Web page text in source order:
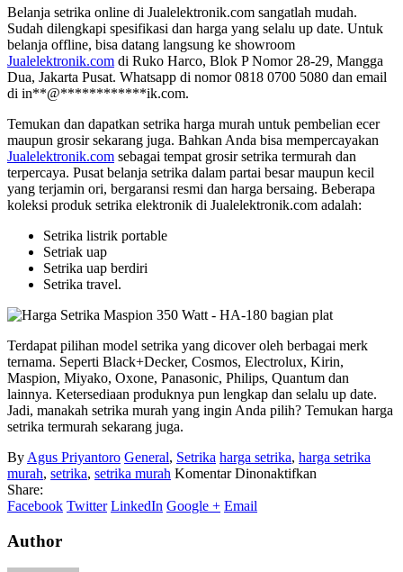
Belanja setrika online di Jualelektronik.com sangatlah mudah.
Sudah dilengkapi spesifikasi dan harga yang selalu up date. Untuk
belanja offline, bisa datang langsung ke showroom
Jualelektronik.com di Ruko Harco, Blok P Nomor 28-29, Mangga
Dua, Jakarta Pusat. Whatsapp di nomor 0818 0700 5080 dan email
di in**@************ik.com.
Temukan dan dapatkan setrika harga murah untuk pembelian ecer
maupun grosir sekarang juga. Bahkan Anda bisa mempercayakan
Jualelektronik.com sebagai tempat grosir setrika termurah dan
terpercaya. Pusat belanja setrika dalam partai besar maupun kecil
yang terjamin ori, bergaransi resmi dan harga bersaing. Beberapa
koleksi produk setrika elektronik di Jualelektronik.com adalah:
Setrika listrik portable
Setriak uap
Setrika uap berdiri
Setrika travel.
Terdapat pilihan model setrika yang dicover oleh berbagai merk
ternama. Seperti Black+Decker, Cosmos, Electrolux, Kirin,
Maspion, Miyako, Oxone, Panasonic, Philips, Quantum dan
lainnya. Ketersediaan produknya pun lengkap dan selalu up date.
Jadi, manakah setrika murah yang ingin Anda pilih? Temukan harga
setrika termurah sekarang juga.
By Agus Priyantoro General, Setrika harga setrika, harga setrika
murah, setrika, setrika murah Komentar Dinonaktifkan
Share:
Facebook Twitter LinkedIn Google + Email
Author